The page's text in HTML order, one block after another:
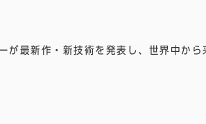
最新作・新技術を発表し、世界中から